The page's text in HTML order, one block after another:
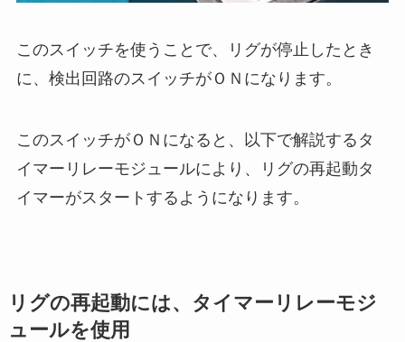
このスイッチを使うことで、リグが停止したとき
に、検出回路のスイッチがＯＮになります。
このスイッチがＯＮになると、以下で解説するタ
イマーリレーモジュールにより、リグの再起動タ
イマーがスタートするようになります。
リグの再起動には、タイマーリレーモジ
ュールを使用